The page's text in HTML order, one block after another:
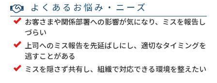
よくあるお悩み・ニーズ
お客さまや関係部署への影響が気になり、ミスを報告し
づらい
上司へのミス報告を先延ばしにし、適切なタイミングを
逃すことがある
ミスを隠さず共有し、組織で対応できる環境を整えたい